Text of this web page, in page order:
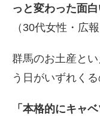
っと変わった面
（30代女性・広報
群馬のお土産と
う日がいずれく
「本格的にキャ